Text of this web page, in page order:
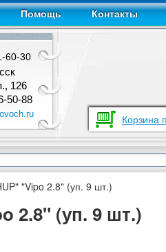
Помощь Контакты
60-30
126
50-88
Корзина
"Vipo 2.8" (уп. 9 шт.)
2.8" (уп. 9 шт.)